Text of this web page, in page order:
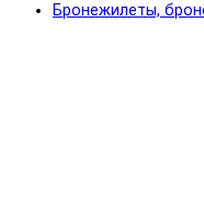
Бронежилеты,